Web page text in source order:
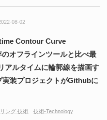
08-02
Contour Curve
オフラインツールと比べ最
アルタイムに輪郭線を描画す
装プロジェクトがGithubに
リング 技術 技術-Technology